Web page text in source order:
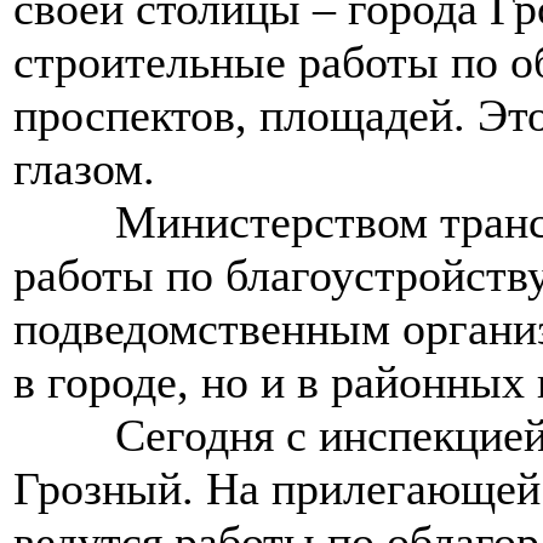
строительные работы по
проспектов, площадей.
глазом.
Министерством
работы по
подведомственным
в городе, но и в районных
Сегодня с
Грозный. На